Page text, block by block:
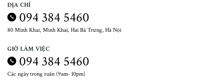
ĐỊA CHỈ
094 384 5460
80 Minh Khai, Minh Khai, Hai Bà Trưng, Hà Nội
GIỜ LÀM VIỆC
094 384 5460
Các ngày trong tuần (9am- 10pm)